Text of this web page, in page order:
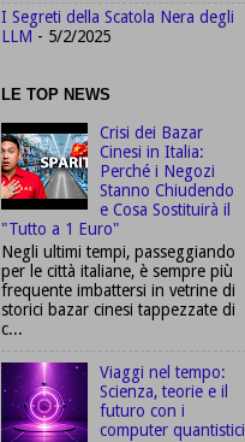
I Segreti della Scatola Nera degli
LLM - 5/2/2025
LE TOP NEWS
Crisi dei Bazar
Cinesi in Italia:
Perché i Negozi
Stanno Chiudendo
e Cosa Sostituirà il
"Tutto a 1 Euro"
Negli ultimi tempi, passeggiando
per le città italiane, è sempre più
frequente imbattersi in vetrine di
storici bazar cinesi tappezzate di
c...
Viaggi nel tempo:
Scienza, teorie e il
futuro con i
computer quantistici